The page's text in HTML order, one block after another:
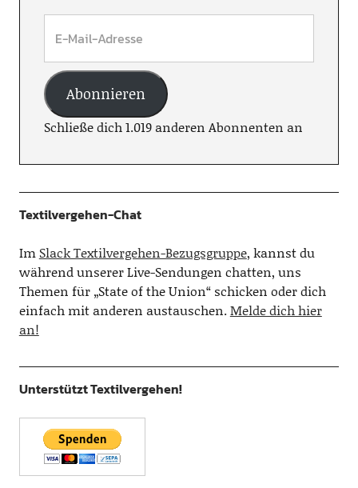
Abonnieren
Schließe dich 1.019 anderen Abonnenten an
Textilvergehen-Chat
Im Slack Textilvergehen-Bezugsgruppe, kannst du
während unserer Live-Sendungen chatten, uns
Themen für „State of the Union“ schicken oder dich
einfach mit anderen austauschen.Melde dich hier
an!
Unterstützt Textilvergehen!